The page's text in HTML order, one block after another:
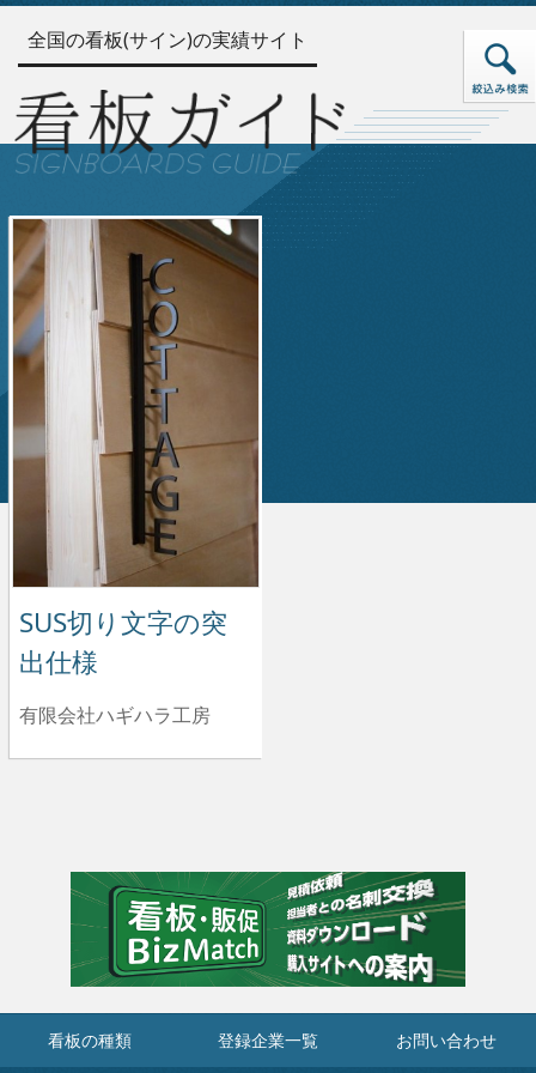
全国の看板(サイン)の実績サイト
SUS切り文字の突
出仕様
有限会社ハギハラ工房
看板の種類 登録企業一覧 お問い合わせ